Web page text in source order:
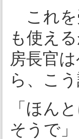
これを
も使え
房長官
ら、こ
「ほん
そうで」